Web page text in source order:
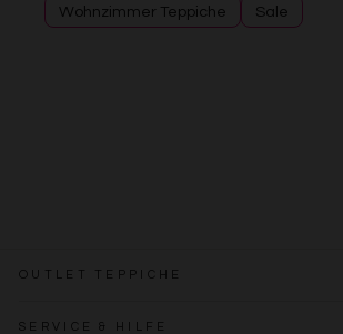
Wohnzimmer Teppiche Sale
OUTLET TEPPICHE
SERVICE & HILFE